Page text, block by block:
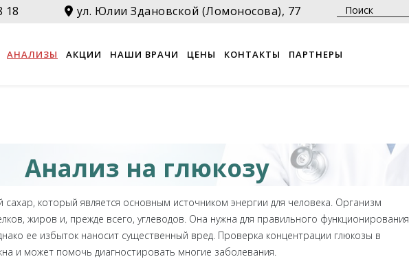
18 ул. Юлии Здановской (Ломоносова), 77
АНАЛИЗЫ АКЦИИ НАШИ ВРАЧИ ЦЕНЫ КОНТАКТЫ ПАРТНЕРЫ
Анализ на глюкозу
сахар, который является основным источником энергии для человека. Организм
жиров и, прежде всего, углеводов. Она нужна для правильного функционирования
ее избыток наносит существенный вред. Проверка концентрации глюкозы в
и может помочь диагностировать многие заболевания.